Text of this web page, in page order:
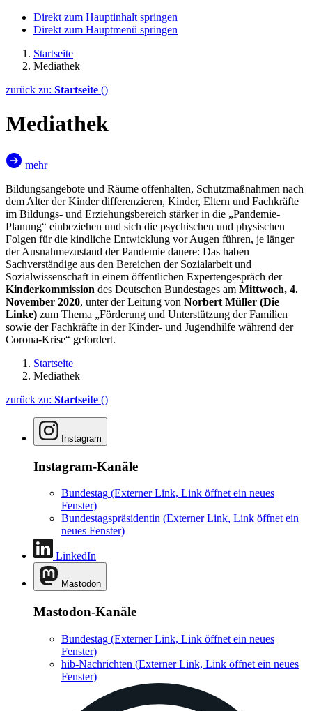
Direkt zum Hauptinhalt springen
Direkt zum Hauptmenü springen
Startseite
Mediathek
zurück zu: Startseite ()
Mediathek
mehr
Bildungsangebote und Räume offenhalten, Schutzmaßnahmen nach
dem Alter der Kinder differenzieren, Kinder, Eltern und Fachkräfte
im Bildungs- und Erziehungsbereich stärker in die „Pandemie-
Planung“ einbeziehen und sich die psychischen und physischen
Folgen für die kindliche Entwicklung vor Augen führen, je länger
der Ausnahmezustand der Pandemie dauere: Das haben
Sachverständige aus den Bereichen der Sozialarbeit und
Sozialwissenschaft in einem öffentlichen Expertengespräch der
Kinderkommission des Deutschen Bundestages am Mittwoch, 4.
November 2020, unter der Leitung von Norbert Müller (Die
Linke) zum Thema „Förderung und Unterstützung der Familien
sowie der Fachkräfte in der Kinder- und Jugendhilfe während der
Corona-Krise“ gefordert.
Startseite
Mediathek
zurück zu: Startseite ()
Instagram
Instagram-Kanäle
Bundestag (Externer Link, Link öffnet ein neues
Fenster)
Bundestagspräsidentin (Externer Link, Link öffnet ein
neues Fenster)
LinkedIn
Mastodon
Mastodon-Kanäle
Bundestag (Externer Link, Link öffnet ein neues
Fenster)
hib-Nachrichten (Externer Link, Link öffnet ein neues
Fenster)